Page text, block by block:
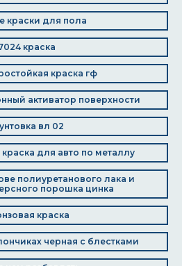
краски для пола
краска
краска гф
активатор поверхности
вл 02
для авто по металлу
полиуретанового лака и
порошка цинка
краска
черная с блестками